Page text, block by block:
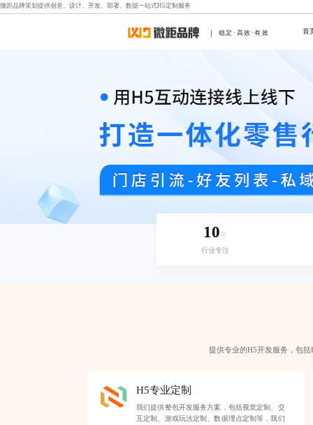
微距品牌策划提供创意、设计、开发、部署、数据一站式H5定制 服务
稳定·高效·有效 首
10年
行业专注
提供专业的H5开发服务，包
H5专业定制
我们提供整包开发服务方案，包括视觉定制、交
互定制、游戏玩法定制、数据埋点定制等，我们